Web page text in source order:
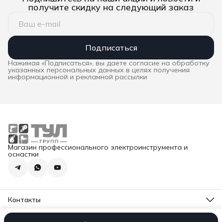
получите скидку на следующий заказ
Подписаться
Нажимая «Подписаться», вы даете согласие на обработку
указанных персональных данных в целях получения
информационной и рекламной рассылки
Магазин профессионального электроинструмента и
оснастки
Контакты
Адрес